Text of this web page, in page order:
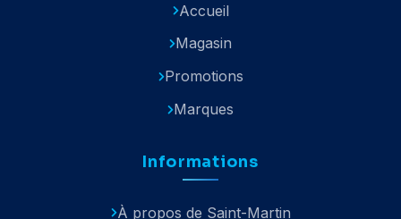
Accueil
Magasin
Promotions
Marques
Informations
À propos de Saint-Martin